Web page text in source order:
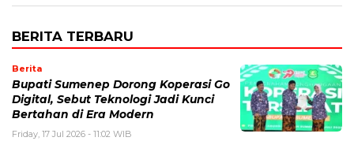
BERITA TERBARU
Berita
Bupati Sumenep Dorong Koperasi Go
Digital, Sebut Teknologi Jadi Kunci
Bertahan di Era Modern
Friday, 17 Jul 2026 - 11:02 WIB